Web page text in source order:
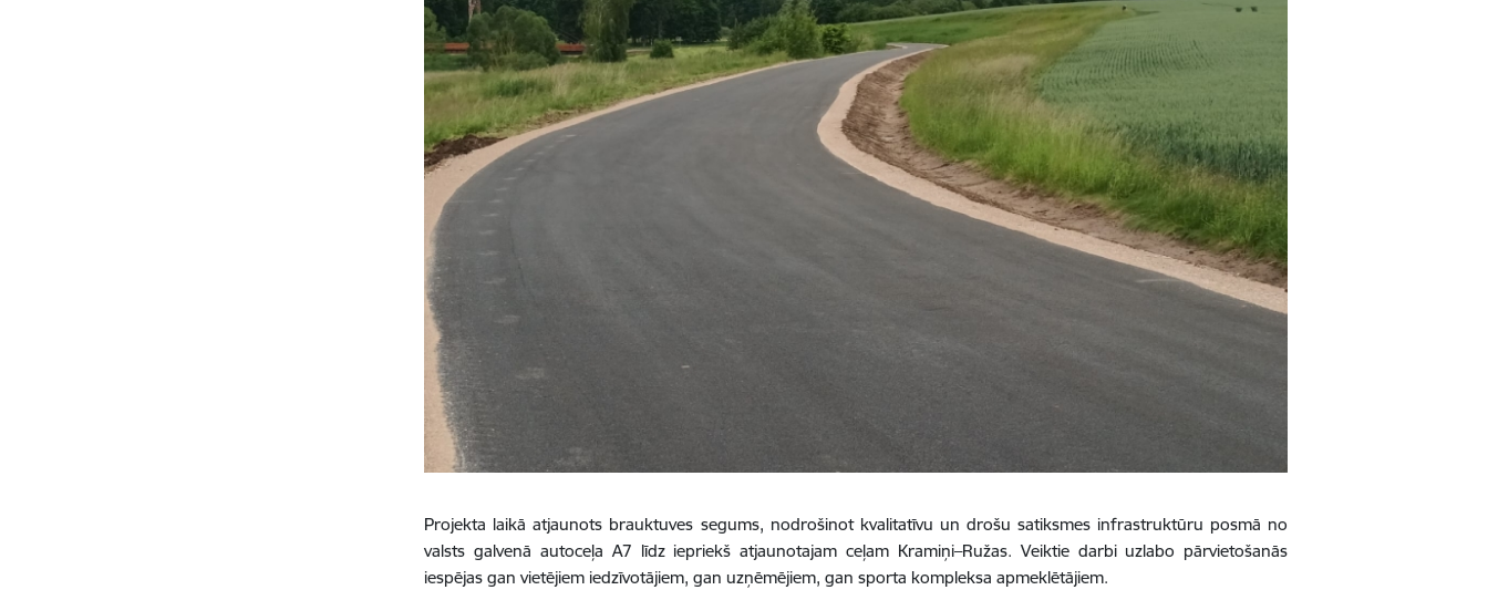
Projekta laikā atjaunots brauktuves segums, nodrošinot kvalitatīvu un drošu satiksmes infrastruktūru posmā no
valsts galvenā autoceļa A7 līdz iepriekš atjaunotajam ceļam Kramiņi–Ružas. Veiktie darbi uzlabo pārvietošanās
iespējas gan vietējiem iedzīvotājiem, gan uzņēmējiem, gan sporta kompleksa apmeklētājiem.